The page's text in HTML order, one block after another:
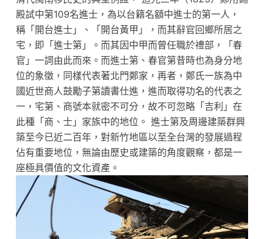
殿試中第109名進士，為以台籍名額中進士的第一人，
稱「開台進士」、「開台黃甲」，而其辭官回鄉所居之
宅，即「進士第」。而其因中甲而曾任職於禮部，「春
官」一詞由此而來。而進士第、春官第昔時也為身分地
位的象徵，同樣代表著北門鄭家，再者，鄭氏一族為中
國近世商人鼓勵子第讀書仕進，進而取得功名的代表之
一，宅第、商號本就密不可分，故不可忽略「吉利」在
此種「商、士」家族中的地位。 進士第及周邊建築群興
築至今已近二百年，對新竹地區以至全台灣的發展過程
佔有重要地位，無論由歷史或建築的角度觀察，都是一
座極具價值的文化資產。